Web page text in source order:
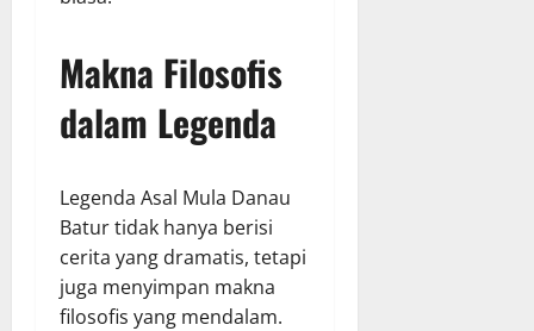
Makna Filosofis
dalam Legenda
Legenda Asal Mula Danau
Batur tidak hanya berisi
cerita yang dramatis, tetapi
juga menyimpan makna
filosofis yang mendalam.